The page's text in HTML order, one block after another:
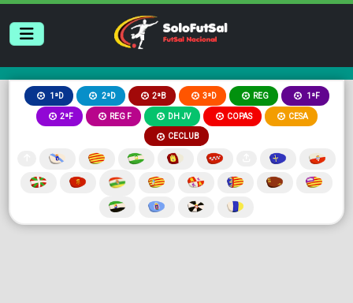
1ªD 2ªD 2ªB 3ªD REG 1ªF
2ªF REG F DH JV COPAS CESA
CECLUB